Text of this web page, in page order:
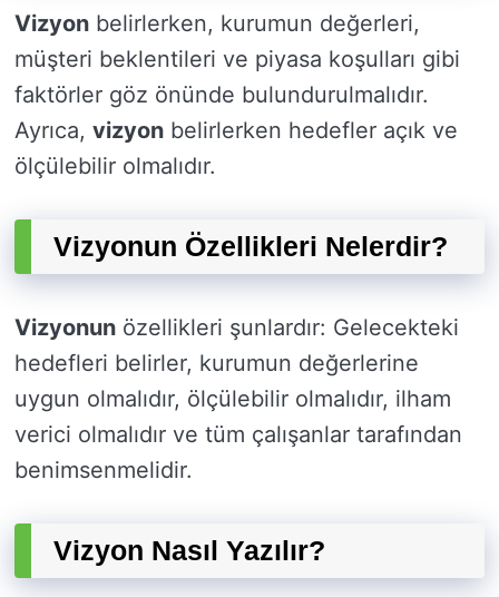
Vizyon belirlerken, kurumun değerleri,
müşteri beklentileri ve piyasa koşulları gibi
faktörler göz önünde bulundurulmalıdır.
Ayrıca, vizyon belirlerken hedefler açık ve
ölçülebilir olmalıdır.
Vizyonun Özellikleri Nelerdir?
Vizyonun özellikleri şunlardır: Gelecekteki
hedefleri belirler, kurumun değerlerine
uygun olmalıdır, ölçülebilir olmalıdır, ilham
verici olmalıdır ve tüm çalışanlar tarafından
benimsenmelidir.
Vizyon Nasıl Yazılır?